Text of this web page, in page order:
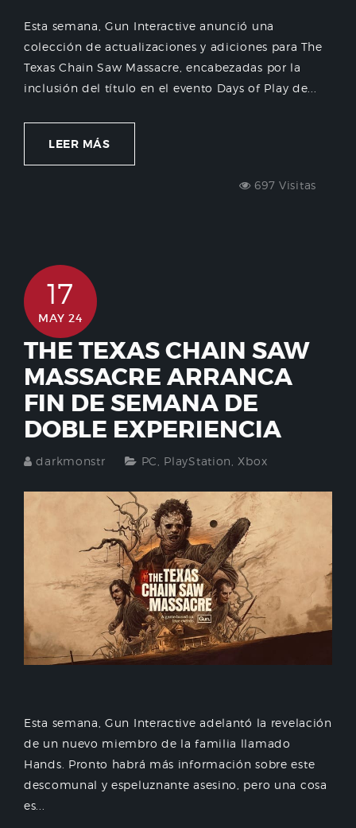
Esta semana, Gun Interactive anunció una
colección de actualizaciones y adiciones para The
Texas Chain Saw Massacre, encabezadas por la
inclusión del título en el evento Days of Play de...
LEER MÁS
697 Visitas
17
MAY 24
THE TEXAS CHAIN SAW
MASSACRE ARRANCA
FIN DE SEMANA DE
DOBLE EXPERIENCIA
darkmonstr PC PlayStation Xbox
Esta semana, Gun Interactive adelantó la revelación
de un nuevo miembro de la familia llamado
Hands. Pronto habrá más información sobre este
descomunal y espeluznante asesino, pero una cosa
es...